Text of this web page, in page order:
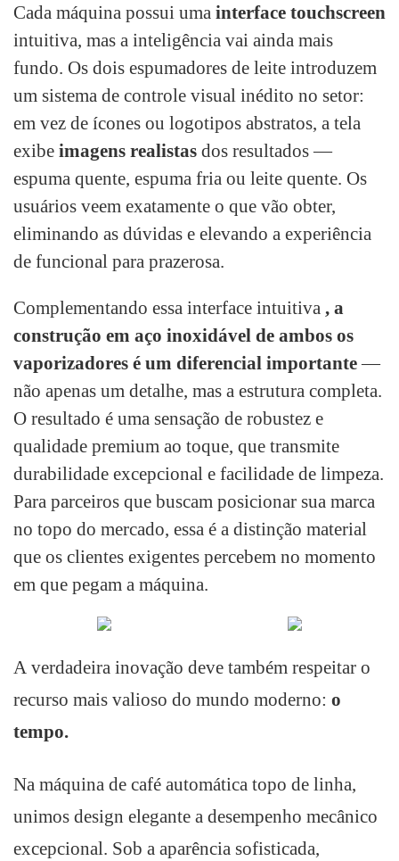
Cada máquina possui uma interface touchscreen
intuitiva, mas a inteligência vai ainda mais
fundo. Os dois espumadores de leite introduzem
um sistema de controle visual inédito no setor:
em vez de ícones ou logotipos abstratos, a tela
exibe imagens realistas dos resultados —
espuma quente, espuma fria ou leite quente. Os
usuários veem exatamente o que vão obter,
eliminando as dúvidas e elevando a experiência
de funcional para prazerosa.
Complementando essa interface intuitiva , a
construção em aço inoxidável de ambos os
vaporizadores é um diferencial importante—
não apenas um detalhe, mas a estrutura completa.
O resultado é uma sensação de robustez e
qualidade premium ao toque, que transmite
durabilidade excepcional e facilidade de limpeza.
Para parceiros que buscam posicionar sua marca
no topo do mercado, essa é a distinção material
que os clientes exigentes percebem no momento
em que pegam a máquina.
A verdadeira inovação deve também respeitar o
recurso mais valioso do mundo moderno: o
tempo.
Na máquina de café automática topo de linha,
unimos design elegante a desempenho mecânico
excepcional. Sob a aparência sofisticada,